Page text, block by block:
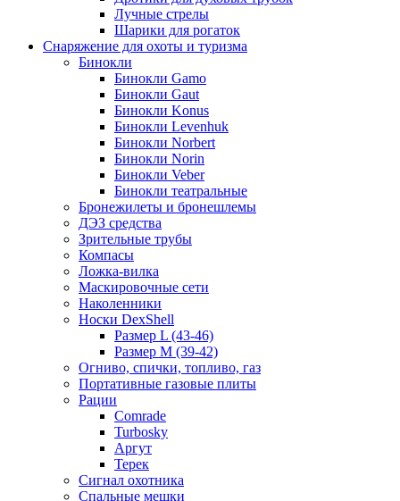
Лучные стрелы
Шарики для рогаток
Снаряжение для охоты и туризма
Бинокли
Бинокли Gamo
Бинокли Gaut
Бинокли Konus
Бинокли Levenhuk
Бинокли Norbert
Бинокли Norin
Бинокли Veber
Бинокли театральные
Бронежилеты и бронешлемы
ДЭЗ средства
Зрительные трубы
Компасы
Ложка-вилка
Маскировочные сети
Наколенники
Носки DexShell
Размер L (43-46)
Размер M (39-42)
Огниво, спички, топливо, газ
Портативные газовые плиты
Рации
Comrade
Turbosky
Аргут
Терек
Сигнал охотника
Спальные мешки